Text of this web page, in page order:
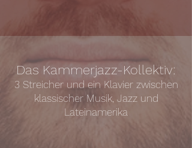
Das Kammerjazz-Kollektiv:
3 Streicher und ein Klavier zwischen
klassischer Musik, Jazz und
Lateinamerika